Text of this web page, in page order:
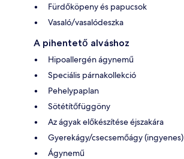
Fürdőköpeny és papucsok
Vasaló/vasalódeszka
A pihentető alváshoz
Hipoallergén ágynemű
Speciális párnakollekció
Pehelypaplan
Sötétítőfüggöny
Az ágyak előkészítése éjszakára
Gyerekágy/csecsemőágy (ingyenes)
Ágynemű